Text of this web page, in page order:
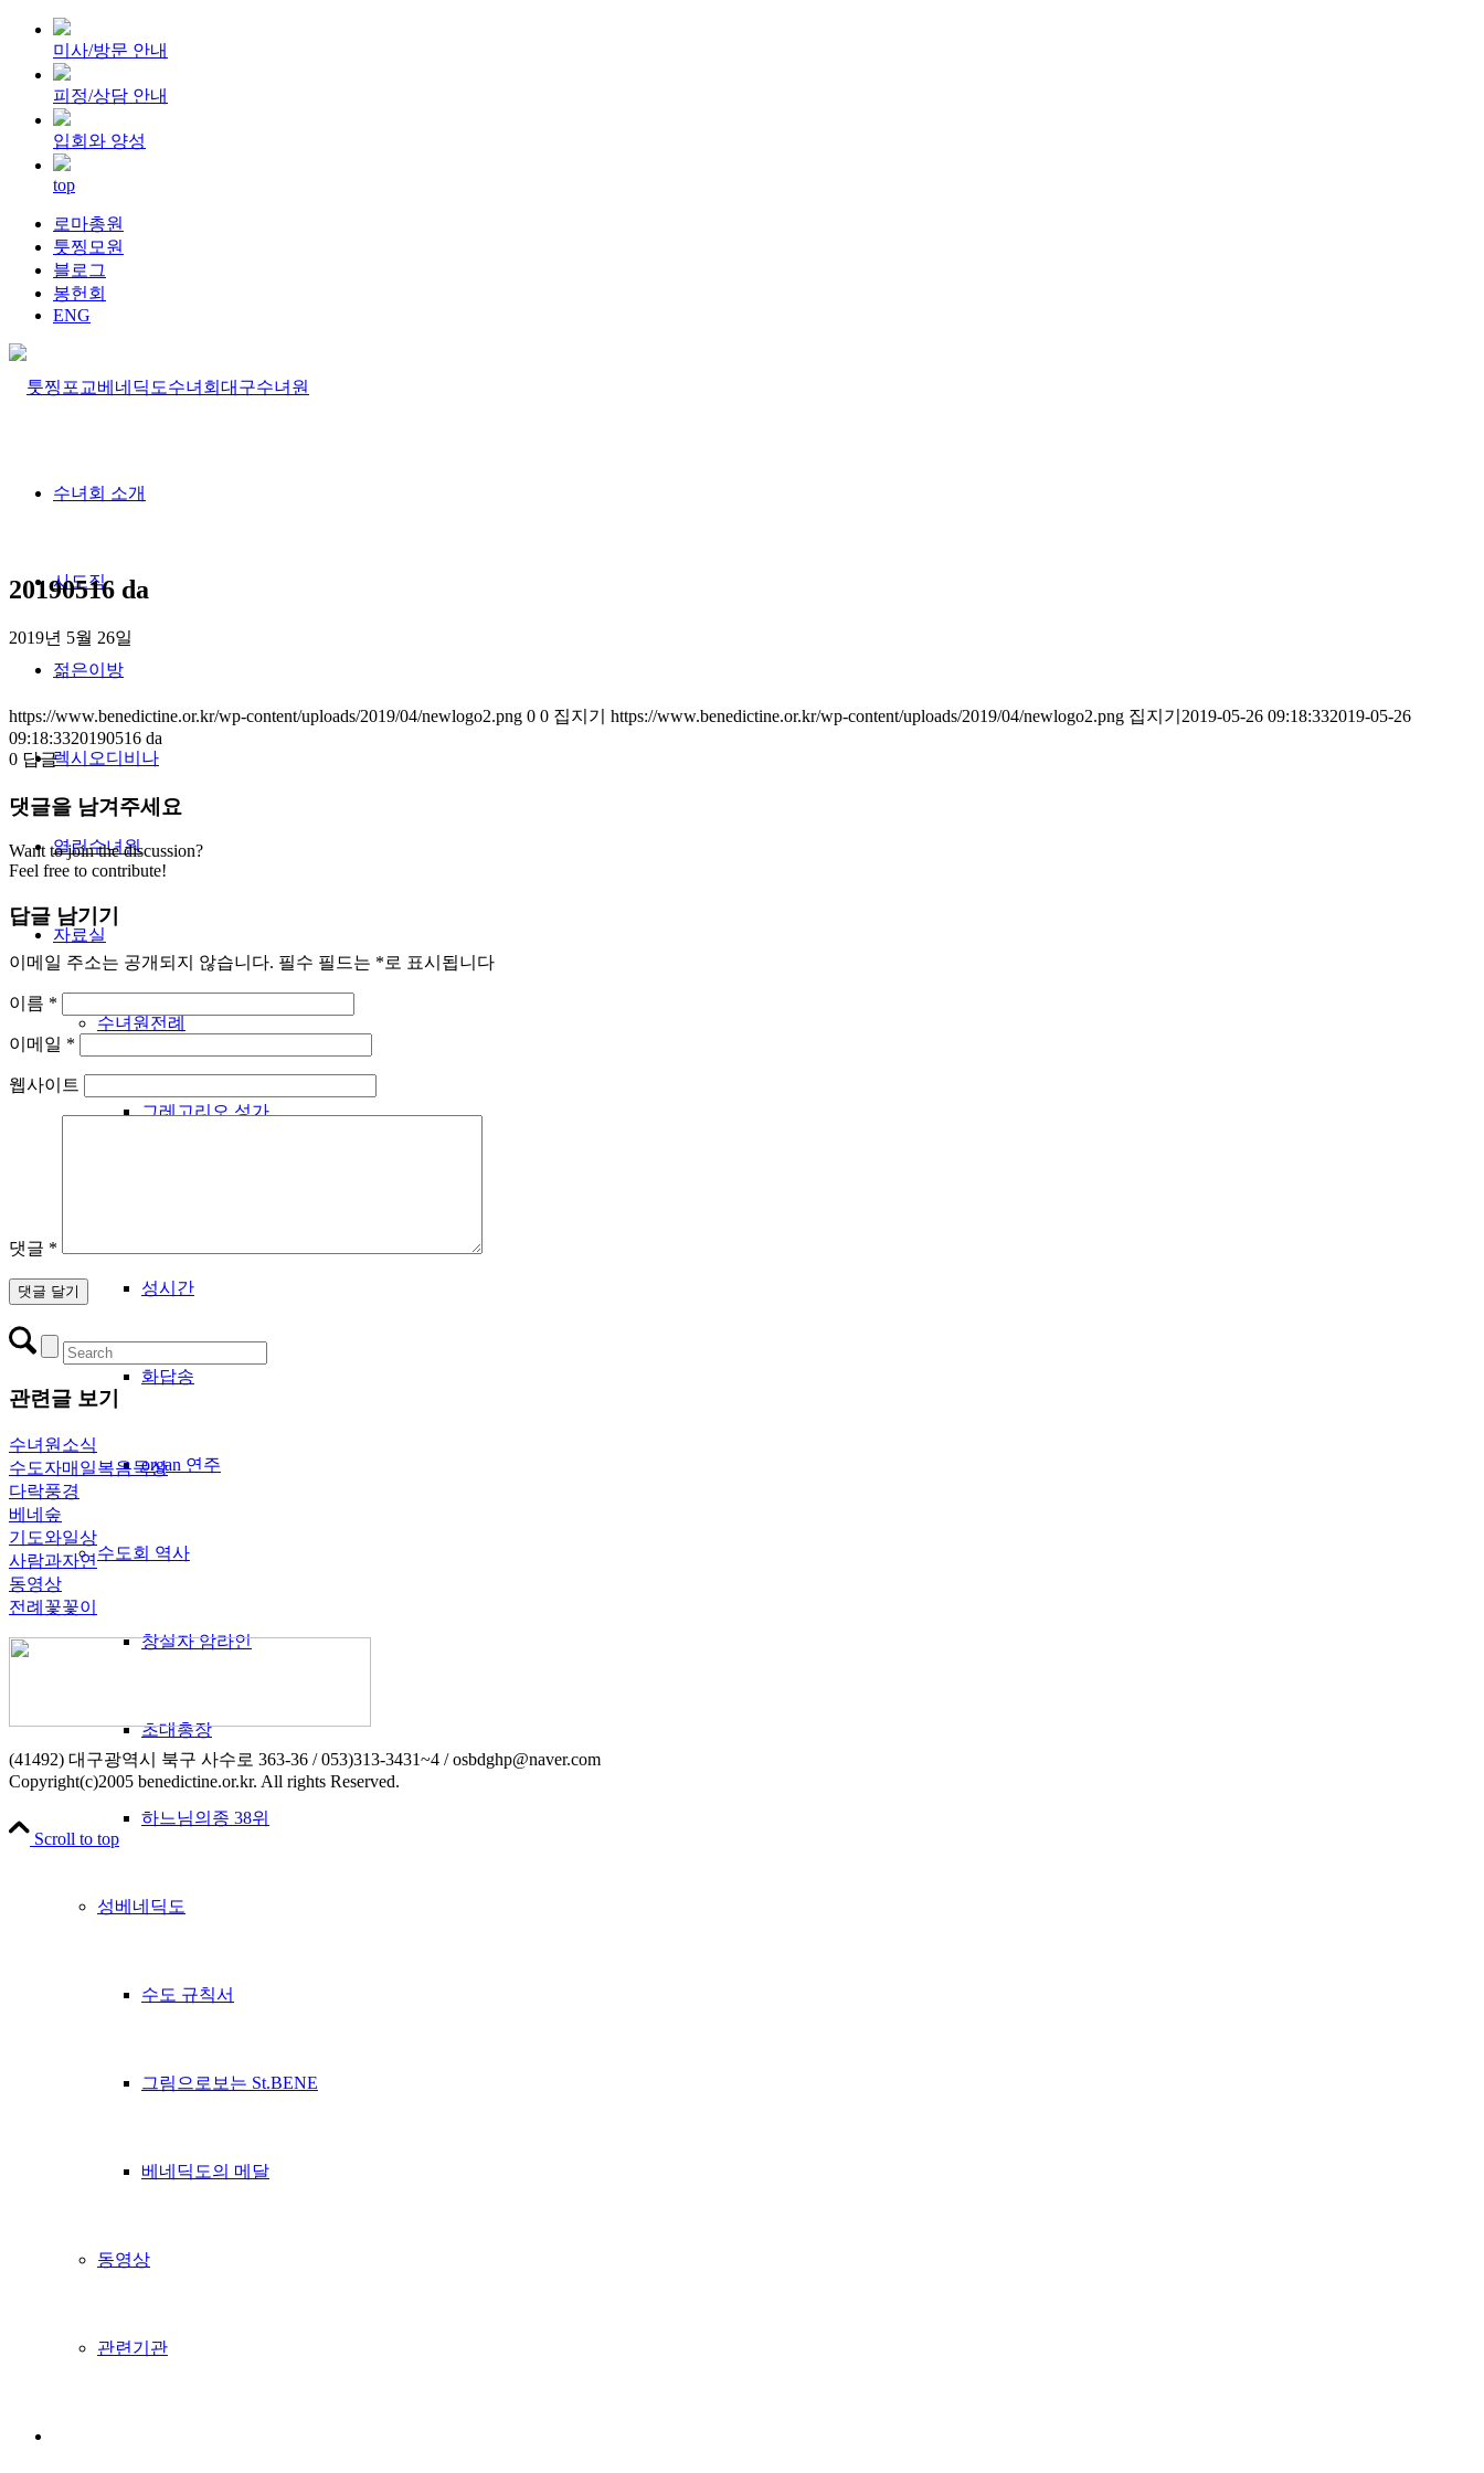
미사/방문 안내
피정/상담 안내
입회와 양성
top
로마총원
툿찡모원
블로그
봉헌회
ENG
수녀회 소개
사도직
젊은이방
렉시오디비나
열린수녀원
자료실
수녀원전례
그레고리오 성가
성시간
화답송
organ 연주
수도회 역사
창설자 암라인
초대총장
하느님의종 38위
성베네딕도
수도 규칙서
그림으로보는 St.BENE
베네딕도의 메달
동영상
관련기관
20190516 da
2019년 5월 26일
https://www.benedictine.or.kr/wp-content/uploads/2019/04/newlogo2.png 0 0 집지기 https://www.benedictine.or.kr/wp-content/uploads/2019/04/newlogo2.png 집지기 2019-05-26 09:18:332019-05-26
09:18:3320190516 da
0 답글
댓글을 남겨주세요
Want to join the discussion?
Feel free to contribute!
답글 남기기
이메일 주소는 공개되지 않습니다. 필수 필드는 *로 표시됩니다
이름 *
이메일 *
웹사이트
댓글 *
관련글 보기
수녀원소식
수도자매일복음묵상
다락풍경
베네숲
기도와일상
사람과자연
동영상
전례꽃꽃이
(41492) 대구광역시 북구 사수로 363-36 / 053)313-3431~4 / osbdghp@naver.com
Copyright(c)2005 benedictine.or.kr. All rights Reserved.
Scroll to top